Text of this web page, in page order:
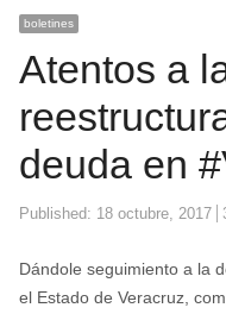
boletines
Atentos a
deuda en
Published: 18 octubre, 2017
Dándole seguimiento a la
el Estado de Veracruz,